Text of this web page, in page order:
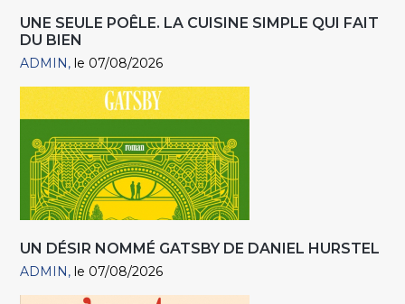
UNE SEULE POÊLE. LA CUISINE SIMPLE QUI FAIT
DU BIEN
ADMIN le 07/08/2026
UN DÉSIR NOMMÉ GATSBY DE DANIEL HURSTEL
ADMIN le 07/08/2026